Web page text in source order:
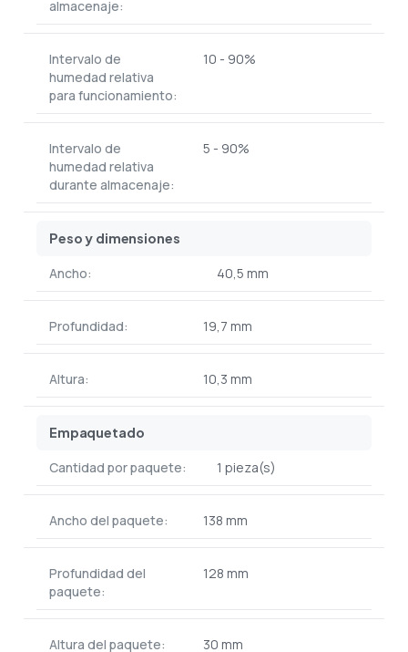
almacenaje:
Intervalo de
humedad relativa
para funcionamiento:
10 - 90%
Intervalo de
humedad relativa
durante almacenaje:
5 - 90%
Peso y dimensiones
Ancho: 40,5 mm
Profundidad: 19,7 mm
Altura: 10,3 mm
Empaquetado
Cantidad por paquete: 1 pieza(s)
Ancho del paquete: 138 mm
Profundidad del
paquete:
128 mm
Altura del paquete: 30 mm